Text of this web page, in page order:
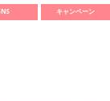
キャンペーン